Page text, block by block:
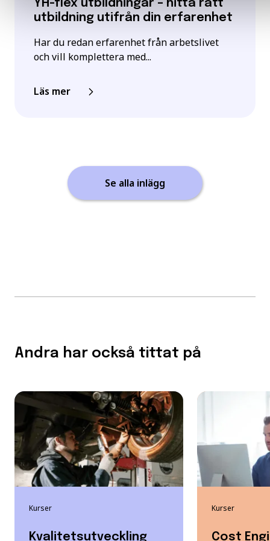
YH-flex utbildningar – hitta rätt
utbildning utifrån din erfarenhet
Har du redan erfarenhet från arbetslivet
och vill komplettera med...
Läs mer
Se alla inlägg
Andra har också tittat på
Kurser
Kvalitetsutveckling
Kurser
Cost